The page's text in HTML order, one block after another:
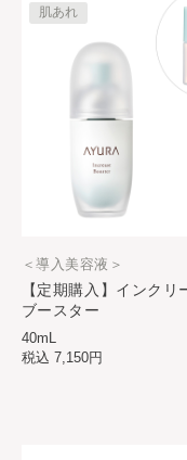
【定期購入】インク
ブースター
肌あれ
＜導入美容液＞
40mL
税込 7,150円